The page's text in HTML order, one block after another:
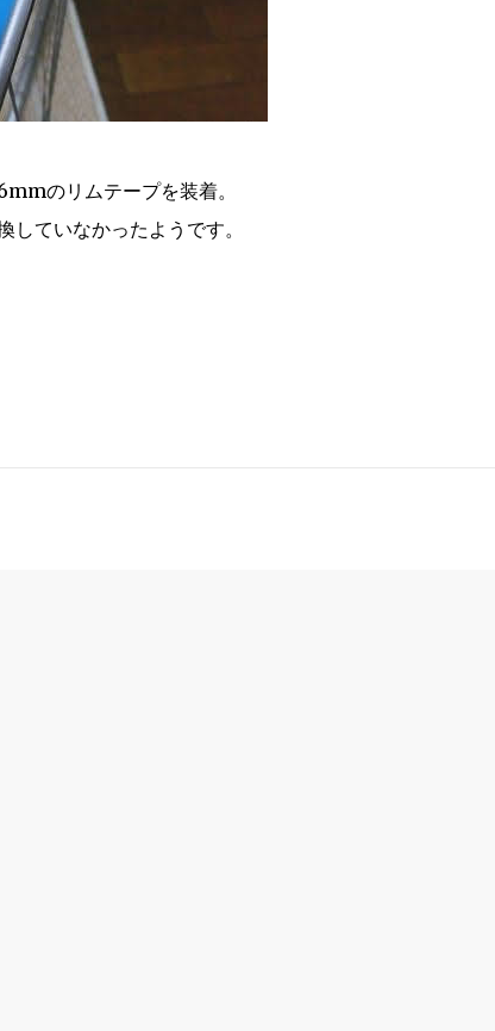
のリムテープを装着。
ていなかったようです。